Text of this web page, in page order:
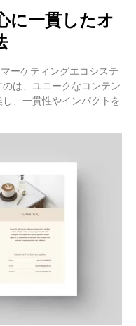
に一貫したオ
マーケティングエコシステ
は、ユニークなコンテン
、一貫性やインパクトを